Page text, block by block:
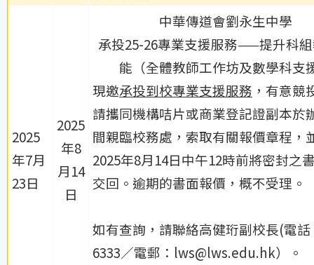
2025
年7月
23日
2025
年8
月14
日
中華傳道會劉永生中學
承投25-26專業支援服務——提升科
能 （全體教師工作坊及數學科支
現邀承投到校專業支援服務 ，有意競
請攜同機構咭片或商業登記證副本於
間親臨校務處，索取有關報價章程，
2025年8月14日中午12時前將密封之
交回。逾期的書面報價，概不受理。
如有查詢，請聯絡高健珩副校長(電話
6333／電郵：lws@lws.edu.hk）。